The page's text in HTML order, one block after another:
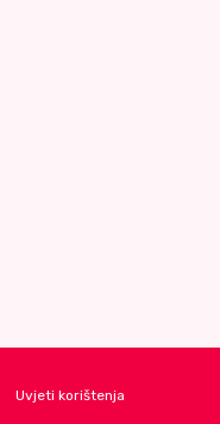
Uvjeti korištenja